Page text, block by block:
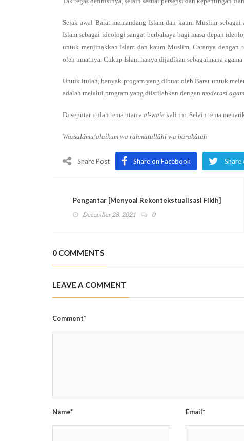
Sejak awal Barat memandang Islam dan kaum Muslim
Islam sebagai ideologi sangat berbahaya bagi masa depan
untuk menjinakkan Islam dan kaum Muslim. Caranya dengan
oleh umatnya. Cukup Islam hanya dijadikan sebagaimana
Untuk itulah, banyak progam yang dibuat oleh Barat untuk
adalah melalui program yang diistilahkan dengan moderasi
Di seputar itulah tema utama al-waie kali ini. Selain tema
Wassalâmu‘alaikum wa rahmatullâhi wa barakâtuh
Share Post Share on Facebook
Pengantar [Menyoal Rekontekstualisasi Fikih]
December 28, 2021 0
0 COMMENTS
LEAVE A COMMENT
Comment*
Name* Email*